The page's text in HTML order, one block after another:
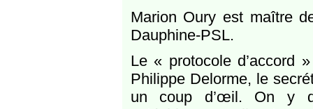
Marion Oury est maître
Dauphine-PSL.
Le « protocole d’accord
Philippe Delorme, le
un coup d’œil. On y